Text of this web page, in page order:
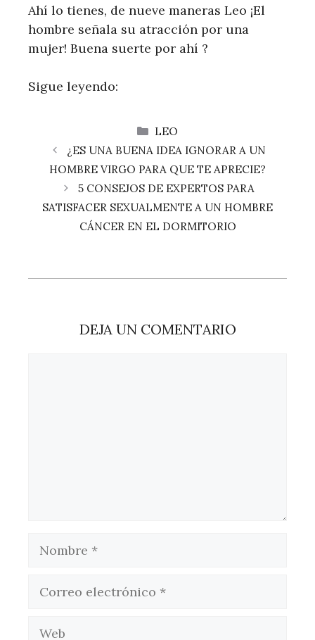
Ahí lo tienes, de nueve maneras Leo ¡El
hombre señala su atracción por una
mujer! Buena suerte por ahí ?
Sigue leyendo:
CATEGORÍAS
LEO
¿ES UNA BUENA IDEA IGNORAR A UN
HOMBRE VIRGO PARA QUE TE APRECIE?
5 CONSEJOS DE EXPERTOS PARA
SATISFACER SEXUALMENTE A UN HOMBRE
CÁNCER EN EL DORMITORIO
DEJA UN COMENTARIO